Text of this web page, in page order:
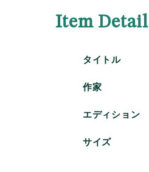
Item Detail
タイトル
作家
エディション
サイズ